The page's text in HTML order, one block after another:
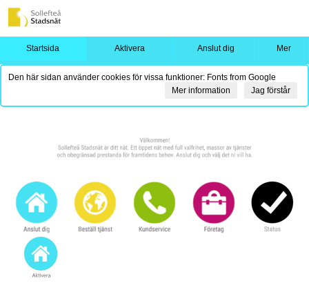
Startsida Aktivera Anslut dig Mer
Den här sidan använder cookies för vissa funktioner: Fonts from Google
Jag förstår
Mer information